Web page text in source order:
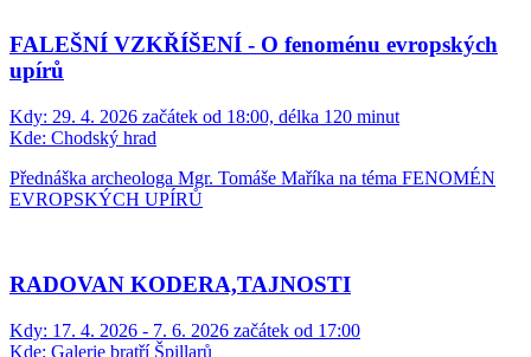
FALEŠNÍ VZKŘÍŠENÍ - O fenoménu evropských
upírů
Kdy: 29. 4. 2026 začátek od 18:00, délka 120 minut
Kde: Chodský hrad
Přednáška archeologa Mgr. Tomáše Maříka na téma FENOMÉN
EVROPSKÝCH UPÍRŮ
RADOVAN KODERA,TAJNOSTI
Kdy: 17. 4. 2026 - 7. 6. 2026 začátek od 17:00
Kde: Galerie bratří Špillarů